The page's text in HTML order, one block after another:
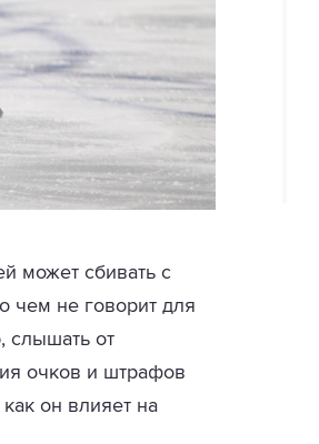
может сбивать с
чем не говорит для
слышать от
очков и штрафов
он влияет на